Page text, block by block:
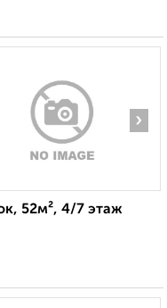
›
52м², 4/7 этаж